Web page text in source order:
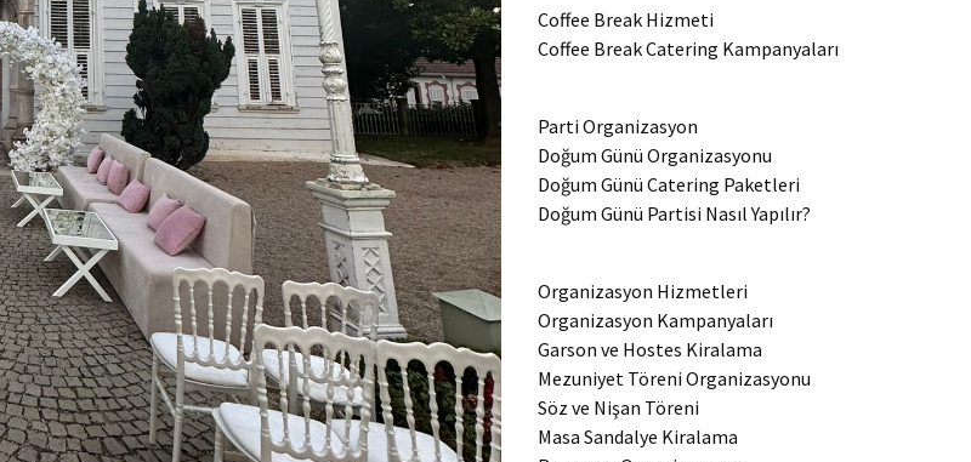
Coffee Break Hizmeti
Coffee Break Catering Kampanyaları
Parti Organizasyon
Doğum Günü Organizasyonu
Doğum Günü Catering Paketleri
Doğum Günü Partisi Nasıl Yapılır?
Organizasyon Hizmetleri
Organizasyon Kampanyaları
Garson ve Hostes Kiralama
Mezuniyet Töreni Organizasyonu
Söz ve Nişan Töreni
Masa Sandalye Kiralama